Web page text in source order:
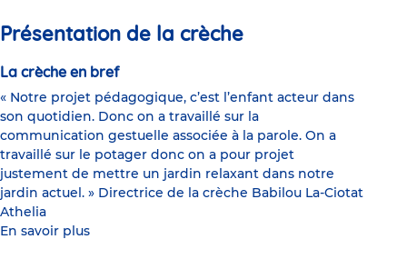
Présentation de la crèche
La crèche en bref
« Notre projet pédagogique, c’est l’enfant acteur dans
son quotidien. Donc on a travaillé sur la
communication gestuelle associée à la parole. On a
travaillé sur le potager donc on a pour projet
justement de mettre un jardin relaxant dans notre
jardin actuel. » Directrice de la crèche Babilou La-Ciotat
Athelia
En savoir plus